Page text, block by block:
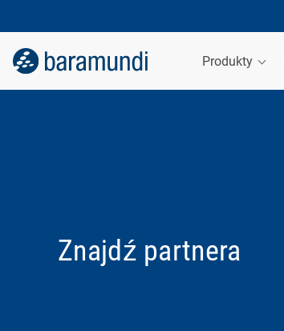
Produkty
Znajdź partnera